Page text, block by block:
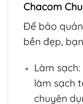
Chacom
Để bảo
bền đẹp,
Làm
làm sạch
chuyên